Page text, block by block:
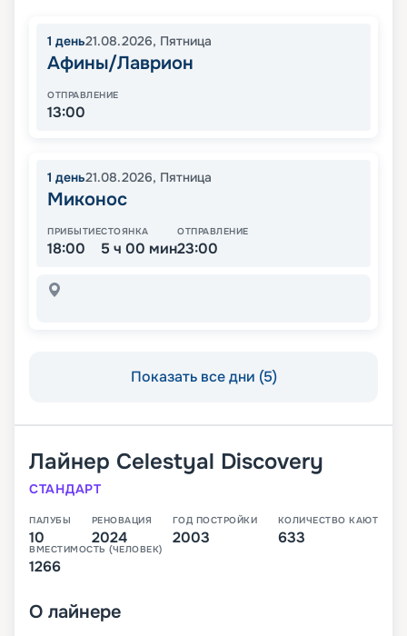
1 день21.08.2026, Пятница
Афины/Лаврион
ОТПРАВЛЕНИЕ
13:00
1 день21.08.2026, Пятница
Миконос
ПРИБЫТИЕ
18:00
СТОЯНКА
5 ч 00 мин
ОТПРАВЛЕНИЕ
23:00
Показать все дни (5)
Лайнер Celestyal Discovery
СТАНДАРТ
ПАЛУБЫ
10
РЕНОВАЦИЯ
2024
ГОД ПОСТРОЙКИ
2003
КОЛИЧЕСТВО КАЮТ
633
ВМЕСТИМОСТЬ (ЧЕЛОВЕК)
1266
О лайнере